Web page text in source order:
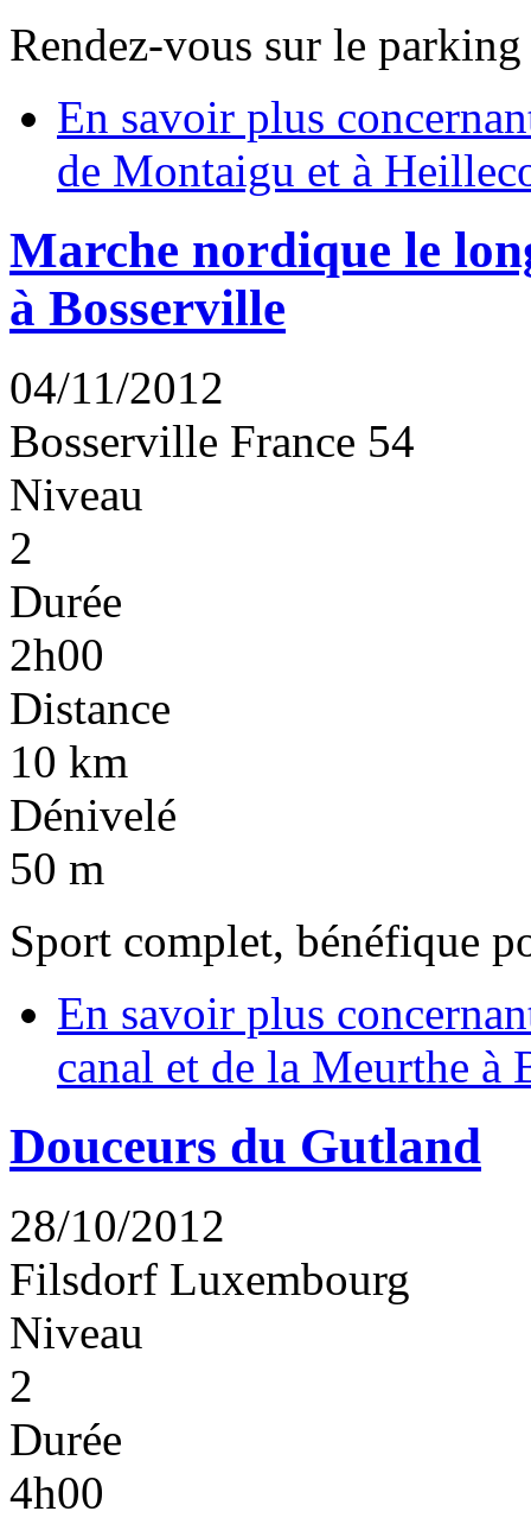
Rendez-vous sur le
En savoir plus
de Montaigu et à
Marche nordique le
à Bosserville
04/11/2012
Bosserville France 54
Niveau
2
Durée
2h00
Distance
10 km
Dénivelé
50 m
Sport complet, bénéfique
En savoir plus
canal et de la Meurthe à
Douceurs du Gutland
28/10/2012
Filsdorf Luxembourg
Niveau
2
Durée
4h00